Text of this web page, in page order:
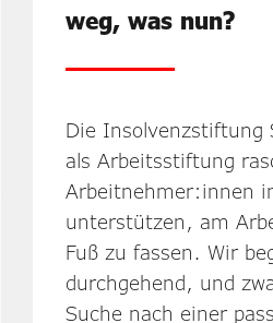
weg, was nun?
Die Insolvenzstiftung
als Arbeitsstiftung
Arbeitnehmer:innen
unterstützen, am
Fuß zu fassen. Wir
durchgehend, und
Suche nach einer